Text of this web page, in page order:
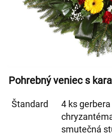
Pohrebný veniec s
Štandard
4 ks
smutečná